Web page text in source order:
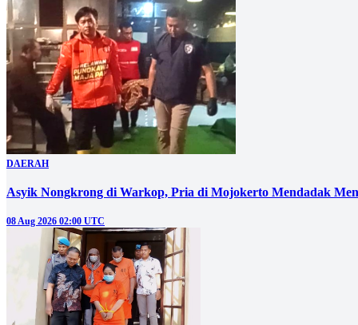
DAERAH
Asyik Nongkrong di Warkop, Pria di Mojokerto Mendadak
08 Aug 2026 02:00 UTC